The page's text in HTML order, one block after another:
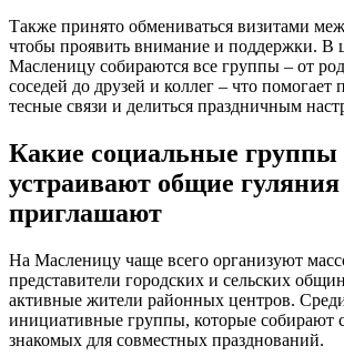
Также принято обмениваться визитами
чтобы проявить внимание и поддержки. В
Масленицу собираются все группы – от
соседей до друзей и коллег – что помогает
тесные связи и делиться праздничным
Какие социальные
устраивают общие
приглашают
На Масленицу чаще всего организуют
представители городских и сельских
активные жители районных центров.
инициативные группы, которые собирают
знакомых для совместных празднований.